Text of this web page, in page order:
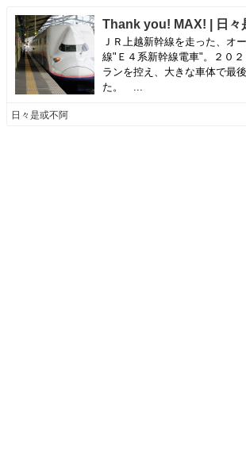
Thank you! MAX! | 日々
ＪＲ上越新幹線を走った、オ
線"Ｅ４系新幹線電車"。２０
ランを控え、大きな車体で最
た。 ...
日々是或不阿